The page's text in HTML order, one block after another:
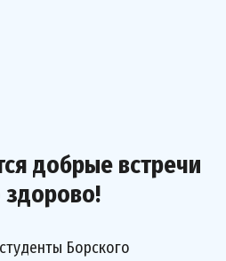
добрые встречи
здорово!
Борского